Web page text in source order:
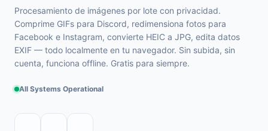
Procesamiento de imágenes por lote con privacidad.
Comprime GIFs para Discord, redimensiona fotos para
Facebook e Instagram, convierte HEIC a JPG, edita datos
EXIF — todo localmente en tu navegador. Sin subida, sin
cuenta, funciona offline. Gratis para siempre.
All Systems Operational